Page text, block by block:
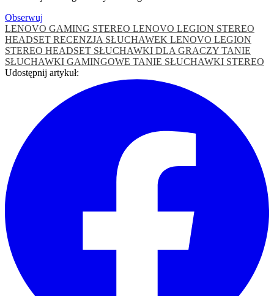
Obserwuj
LENOVO GAMING STEREO LENOVO LEGION STEREO
HEADSET RECENZJA SŁUCHAWEK LENOVO LEGION
STEREO HEADSET SŁUCHAWKI DLA GRACZY TANIE
SŁUCHAWKI GAMINGOWE TANIE SŁUCHAWKI STEREO
Udostępnij artykuł: